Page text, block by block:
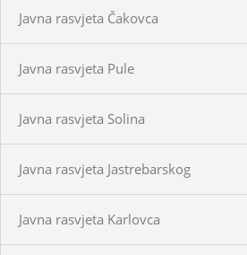
Javna rasvjeta Čakovca
Javna rasvjeta Pule
Javna rasvjeta Solina
Javna rasvjeta Jastrebarskog
Javna rasvjeta Karlovca